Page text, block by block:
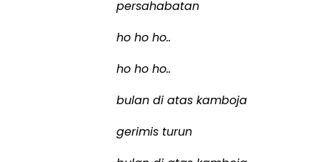
persahabatan
ho ho ho..
ho ho ho..
bulan di atas kamboja
gerimis turun